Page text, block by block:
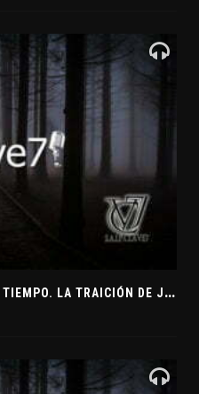
L
OS SÍMBOLOS. ELIMINAR EL TIEMPO. LA TRAICIÓN DE JUDAS